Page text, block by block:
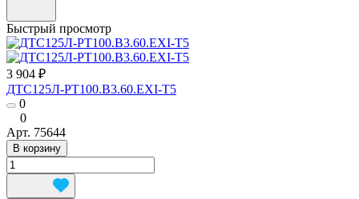
Быстрый просмотр
3 904 ₽
ДТС125Л-РТ100.В3.60.ЕХI-Т5
0
0
Арт. 75644
В корзину